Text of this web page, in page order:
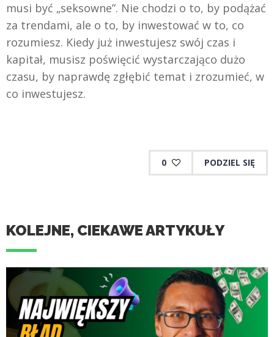
musi być „seksowne”. Nie chodzi o to, by podążać
za trendami, ale o to, by inwestować w to, co
rozumiesz. Kiedy już inwestujesz swój czas i
kapitał, musisz poświęcić wystarczająco dużo
czasu, by naprawdę zgłębić temat i zrozumieć, w
co inwestujesz.
0 PODZIEL SIĘ
KOLEJNE, CIEKAWE ARTYKUŁY